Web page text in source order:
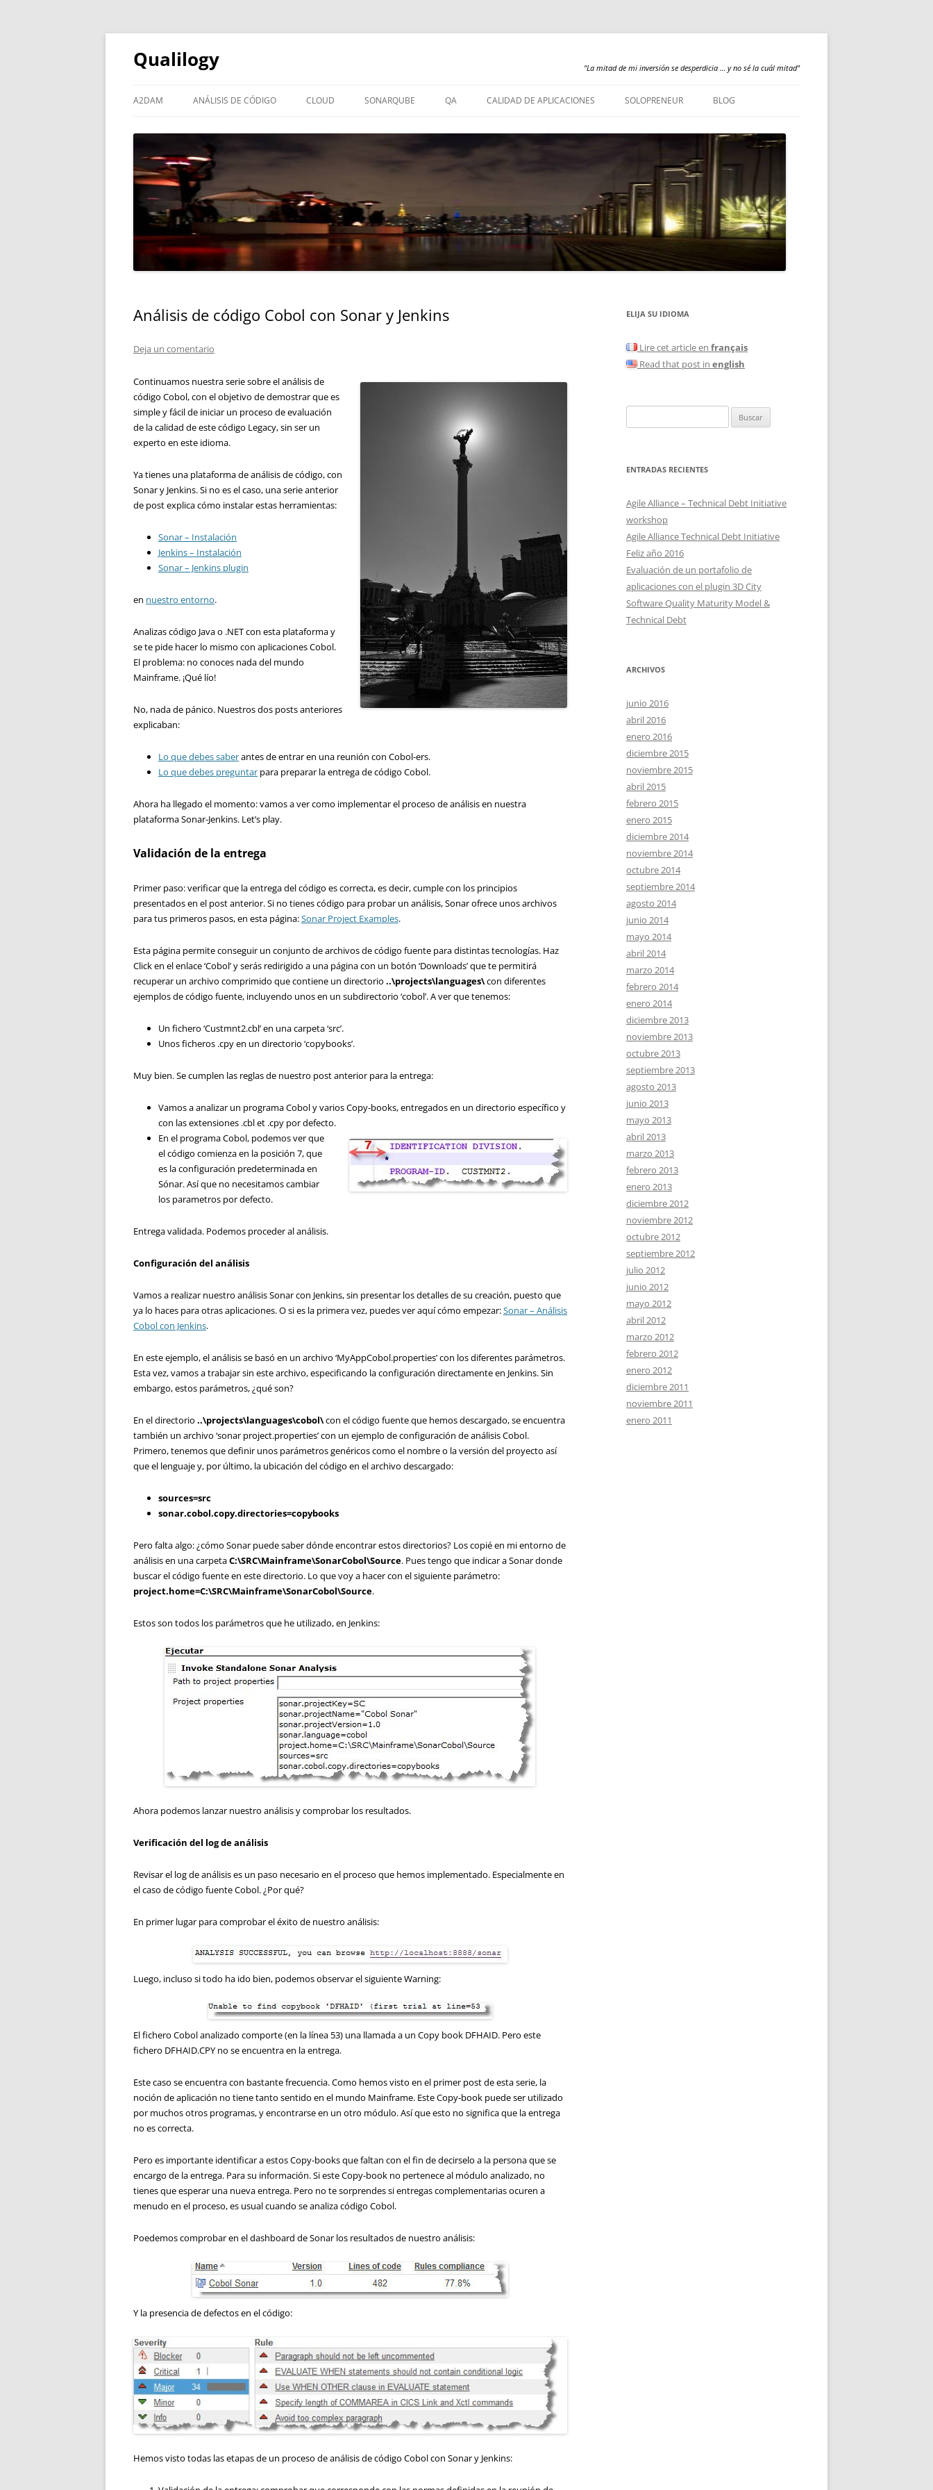
Qualilogy "La mitad de mi inversión se desperdicia … y no sé la cuál mitad"
contenido
A2DAM ANÁLISIS DE CÓDIGO CLOUD SONARQUBE
SONARQUBE – COBOL
SONARQUBE – PL/SQL
QA CALIDAD DE APLICACIONES SOLOPRENEUR BLOG
Análisis de código Cobol con Sonar y Jenkins
Deja un comentario
Continuamos nuestra serie sobre el análisis de
código Cobol, con el objetivo de demostrar que es
simple y fácil de iniciar un proceso de evaluación
de la calidad de este código Legacy, sin ser un
experto en este idioma.
Ya tienes una plataforma de análisis de código, con
Sonar y Jenkins. Si no es el caso, una serie anterior
de post explica cómo instalar estas herramientas:
Sonar – Instalación
Jenkins – Instalación
Sonar – Jenkins plugin
en nuestro entorno.
Analizas código Java o .NET con esta plataforma y
se te pide hacer lo mismo con aplicaciones Cobol.
El problema: no conoces nada del mundo
Mainframe. ¡Qué lío!
No, nada de pánico. Nuestros dos posts anteriores
explicaban:
Lo que debes saberantes de entrar en una reunión con Cobol-ers.
Lo que debes preguntar para preparar la entrega de código Cobol.
Ahora ha llegado el momento: vamos a ver como implementar el proceso de análisis en nuestra
plataforma Sonar-Jenkins. Let’s play.
Validación de la entrega
Primer paso: verificar que la entrega del código es correcta, es decir, cumple con los principios
presentados en el post anterior. Si no tienes código para probar un análisis, Sonar ofrece unos archivos
para tus primeros pasos, en esta página:Sonar Project Examples.
Esta página permite conseguir un conjunto de archivos de código fuente para distintas tecnologías. Haz
Click en el enlace ‘Cobol’ y serás redirigido a una página con un botón ‘Downloads’ que te permitirá
recuperar un archivo comprimido que contiene un directorio ..\projects\languages\con diferentes
ejemplos de código fuente, incluyendo unos en un subdirectorio ‘cobol’. A ver que tenemos:
Un fichero ‘Custmnt2.cbl’ en una carpeta ‘src’.
Unos ficheros .cpy en un directorio ‘copybooks’.
Muy bien. Se cumplen las reglas de nuestro post anterior para la entrega:
Vamos a analizar un programa Cobol y varios Copy-books, entregados en un directorio específico y
con las extensiones .cbl et .cpy por defecto.
En el programa Cobol, podemos ver que
el código comienza en la posición 7, que
es la configuración predeterminada en
Sónar. Así que no necesitamos cambiar
los parametros por defecto.
Entrega validada. Podemos proceder al análisis.
Configuración del análisis
Vamos a realizar nuestro análisis Sonar con Jenkins, sin presentar los detalles de su creación, puesto que
ya lo haces para otras aplicaciones. O si es la primera vez, puedes ver aquí cómo empezar:Sonar – Análisis
Cobol con Jenkins.
En este ejemplo, el análisis se basó en un archivo ‘MyAppCobol.properties’ con los diferentes parámetros.
Esta vez, vamos a trabajar sin este archivo, especificando la configuración directamente en Jenkins. Sin
embargo, estos parámetros, ¿qué son?
En el directorio ..\projects\languages\cobol\con el código fuente que hemos descargado, se encuentra
también un archivo ‘sonar project.properties’ con un ejemplo de configuración de análisis Cobol.
Primero, tenemos que definir unos parámetros genéricos como el nombre o la versión del proyecto así
que el lenguaje y, por último, la ubicación del código en el archivo descargado:
sources=src
sonar.cobol.copy.directories=copybooks
Pero falta algo: ¿cómo Sonar puede saber dónde encontrar estos directorios? Los copié en mi entorno de
análisis en una carpetaC:\SRC\Mainframe\SonarCobol\Source. Pues tengo que indicar a Sonar donde
buscar el código fuente en este directorio. Lo que voy a hacer con el siguiente parámetro:
project.home=C:\SRC\Mainframe\SonarCobol\Source.
Estos son todos los parámetros que he utilizado, en Jenkins:
Ahora podemos lanzar nuestro análisis y comprobar los resultados.
Verificación del log de análisis
Revisar el log de análisis es un paso necesario en el proceso que hemos implementado. Especialmente en
el caso de código fuente Cobol. ¿Por qué?
En primer lugar para comprobar el éxito de nuestro análisis:
Luego, incluso si todo ha ido bien, podemos observar el siguiente Warning:
El fichero Cobol analizado comporte (en la línea 53) una llamada a un Copy book DFHAID. Pero este
fichero DFHAID.CPY no se encuentra en la entrega.
Este caso se encuentra con bastante frecuencia. Como hemos visto en el primer post de esta serie, la
noción de aplicación no tiene tanto sentido en el mundo Mainframe. Este Copy-book puede ser utilizado
por muchos otros programas, y encontrarse en un otro módulo. Así que esto no significa que la entrega
no es correcta.
Pero es importante identificar a estos Copy-books que faltan con el fin de decirselo a la persona que se
encargo de la entrega. Para su información. Si este Copy-book no pertenece al módulo analizado, no
tienes que esperar una nueva entrega. Pero no te sorprendes si entregas complementarias ocuren a
menudo en el proceso, es usual cuando se analiza código Cobol.
Poedemos comprobar en el dashboard de Sonar los resultados de nuestro análisis:
Y la presencia de defectos en el código:
Hemos visto todas las etapas de un proceso de análisis de código Cobol con Sonar y Jenkins:
ELIJA SU IDIOMA
Lire cet article en français
Read that post in english
ENTRADAS RECIENTES
Agile Alliance – Technical Debt Initiative
workshop
Agile Alliance Technical Debt Initiative
Feliz año 2016
Evaluación de un portafolio de
aplicaciones con el plugin 3D City
Software Quality Maturity Model &
Technical Debt
ARCHIVOS
junio 2016
abril 2016
enero 2016
diciembre 2015
noviembre 2015
abril 2015
febrero 2015
enero 2015
diciembre 2014
noviembre 2014
octubre 2014
septiembre 2014
agosto 2014
junio 2014
mayo 2014
abril 2014
marzo 2014
febrero 2014
enero 2014
diciembre 2013
noviembre 2013
octubre 2013
septiembre 2013
agosto 2013
junio 2013
mayo 2013
abril 2013
marzo 2013
febrero 2013
enero 2013
diciembre 2012
noviembre 2012
octubre 2012
septiembre 2012
julio 2012
junio 2012
mayo 2012
abril 2012
marzo 2012
febrero 2012
enero 2012
diciembre 2011
noviembre 2011
enero 2011